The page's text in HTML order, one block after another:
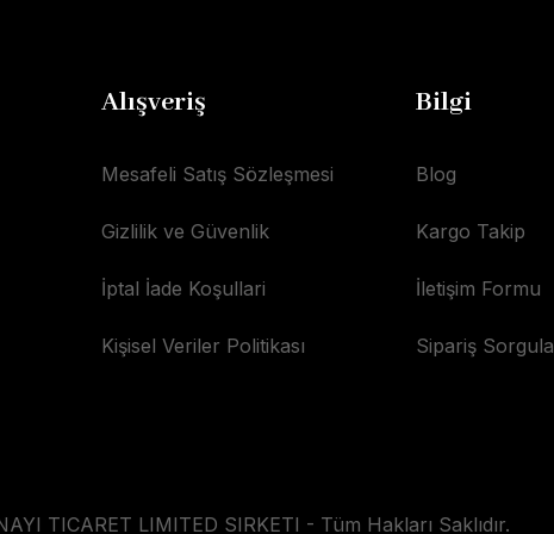
Alışveriş
Mesafeli Satış Sözleşmesi
Gizlilik ve Güvenlik
İptal İade Koşullari
Kişisel Veriler Politikası
Bilgi
Blog
Kargo Takip
İletişim Formu
Sipariş Sorgula
TICARET LIMITED SIRKETI - Tüm Hakları Saklıdır.